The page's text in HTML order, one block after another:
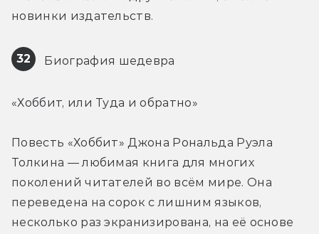
новинки издательств.
32 Биография шедевра
«Хоббит, или Туда и обратно»
Повесть «Хоббит» Джона Рональда Руэла
Толкина — любимая книга для многих
поколений читателей во всём мире. Она
переведена на сорок с лишним языков,
несколько раз экранизирована, на её основе